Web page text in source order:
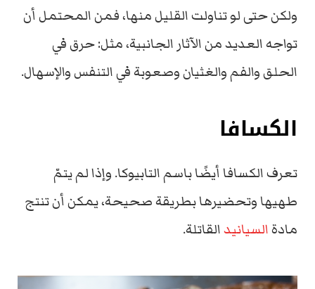
ولكن حتى لو تناولت القليل منها، فمن المحتمل أن
تواجه العديد من الآثار الجانبية، مثل: حرق في
الحلق والفم والغثيان وصعوبة في التنفس والإسهال.
الكسافا
تعرف الكسافا أيضًا باسم التابيوكا. وإذا لم يتمّ
طهيها وتحضيرها بطريقة صحيحة، يمكن أن تنتج
مادةالسيانيدالقاتلة.